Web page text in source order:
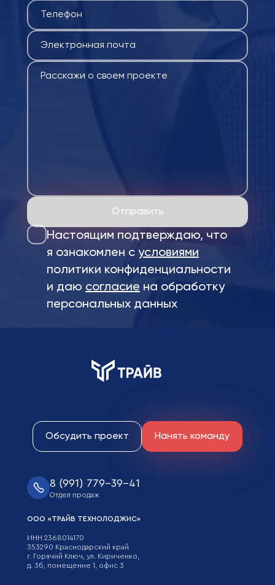
Отправить
Настоящим подтверждаю, что
я ознакомлен с условиями
политики конфиденциальности
и даю согласие на обработку
персональных данных
8 (991) 779-39-41
Отдел продаж
ООО «ТРАЙВ ТЕХНОЛОДЖИС»
ИНН 2368014170
353290 Краснодарский край
г. Горячий Ключ, ул. Кириченко,
д. 3б, помещение 1, офис 3
Обсудить проект Нанять команду